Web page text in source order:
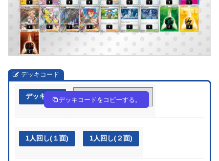
デッキコード
デッキ作成 Sypy2p-GaS71N-32ySMU
デッキコードをコピーする。
1人回し(１面) 1人回し(２面)